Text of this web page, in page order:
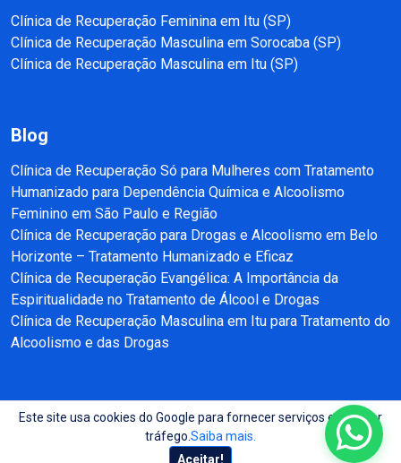
Clínica de Recuperação Feminina em Itu (SP)
Clínica de Recuperação Masculina em Sorocaba (SP)
Clínica de Recuperação Masculina em Itu (SP)
Blog
Clínica de Recuperação Só para Mulheres com Tratamento
Humanizado para Dependência Química e Alcoolismo
Feminino em São Paulo e Região
Clínica de Recuperação para Drogas e Alcoolismo em Belo
Horizonte – Tratamento Humanizado e Eficaz
Clínica de Recuperação Evangélica: A Importância da
Espiritualidade no Tratamento de Álcool e Drogas
Clínica de Recuperação Masculina em Itu para Tratamento do
Alcoolismo e das Drogas
Copyright © 2025 - 2026 Recuperação e Reabilitação SP Todos direitos
reservados.
Site produzido por:Almeida Sites
Este site usa cookies do Google para fornecer serviços e analisar
tráfego. Saiba mais.
Aceitar!